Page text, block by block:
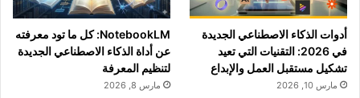
أدوات الذكاء الاصطناعي الجديدة
في 2026: التقنيات التي تعيد
تشكيل مستقبل العمل والإبداع
مارس 10, 2026
NotebookLM: كل ما تود معرفته
عن أداة الذكاء الاصطناعي الجديدة
لتنظيم المعرفة
مارس 8, 2026